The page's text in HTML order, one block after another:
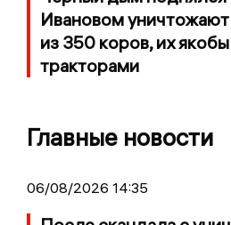
Ивановом
из 350 коров, их
тракторами
Главные новости
06/08/2026 14:35